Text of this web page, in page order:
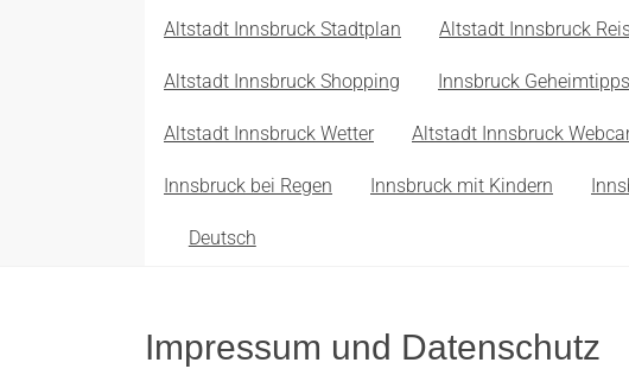
Altstadt Innsbruck Stadtplan Altstadt Innsbruck
Altstadt Innsbruck Shopping Innsbruck Geheimtipps
Altstadt Innsbruck Wetter Altstadt Innsbruck
Innsbruck bei Regen Innsbruck mit Kindern
Deutsch
Impressum und Datenschutz